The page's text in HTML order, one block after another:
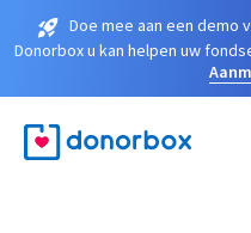
Doe mee aan een demo
Donorbox u kan helpen uw